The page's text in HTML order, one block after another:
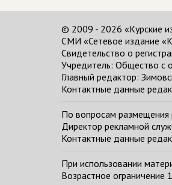
© 2009 - 2026 «Курские
СМИ «Сетевое издание
Свидетельство о
Учредитель: Общество с
Главный редактор:
Контактные данные
По вопросам размещения
Директор рекламной
Контактные данные
При использовании
Возрастное ограничение